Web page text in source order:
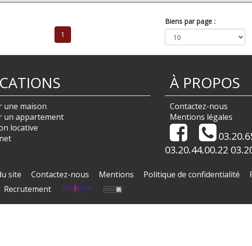
1
Biens par page :
une maison
un appartement
locative
À PROPOS
Contactez-nous
Mentions légales
03.20.44.00.22
site Contactez-nous Mentions Politique de confidentialité
Recrutement